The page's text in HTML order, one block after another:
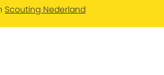
Scouting Nederland